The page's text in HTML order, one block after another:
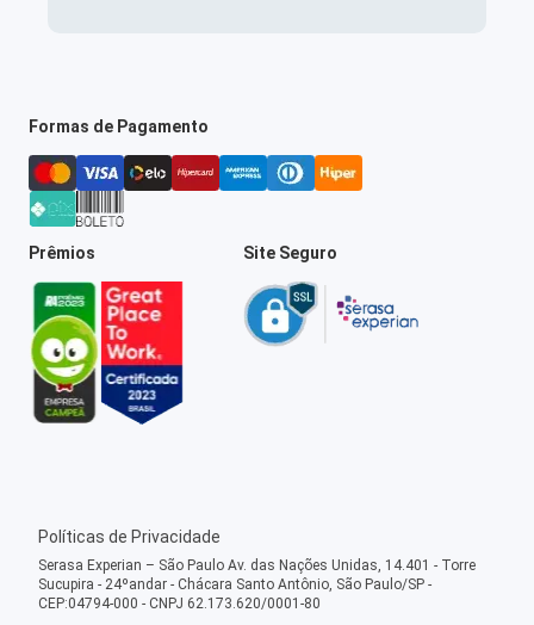
Formas de Pagamento
Prêmios Site Seguro
Políticas de Privacidade
Serasa Experian – São Paulo Av. das Nações Unidas, 14.401 - Torre
Sucupira - 24ºandar - Chácara Santo Antônio, São Paulo/SP -
CEP:04794-000 - CNPJ 62.173.620/0001-80